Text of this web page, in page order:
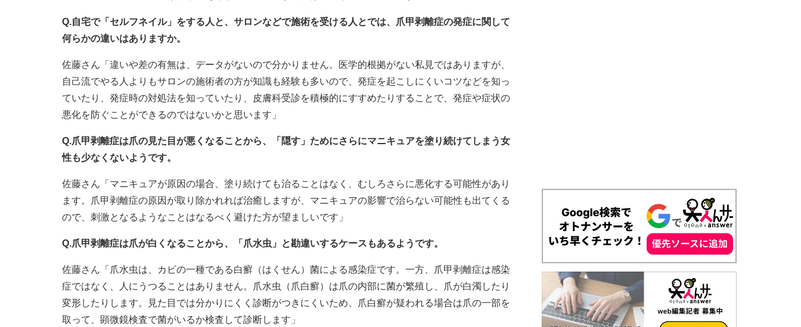
Q.自宅で「セルフネイル」をする人と、サロンなどで施術を受ける人とでは、爪甲剥離症の発症に関して
何らかの違いはありますか。
佐藤さん「違いや差の有無は、データがないので分かりません。医学的根拠がない私見ではありますが、
自己流でやる人よりもサロンの施術者の方が知識も経験も多いので、発症を起こしにくいコツなどを知っ
ていたり、発症時の対処法を知っていたり、皮膚科受診を積極的にすすめたりすることで、発症や症状の
悪化を防ぐことができるのではないかと思います」
Q.爪甲剥離症は爪の見た目が悪くなることから、「隠す」ためにさらにマニキュアを塗り続けてしまう女
性も少なくないようです。
佐藤さん「マニキュアが原因の場合、塗り続けても治ることはなく、むしろさらに悪化する可能性があり
ます。爪甲剥離症の原因が取り除かれれば治癒しますが、マニキュアの影響で治らない可能性も出てくる
ので、刺激となるようなことはなるべく避けた方が望ましいです」
Q.爪甲剥離症は爪が白くなることから、「爪水虫」と勘違いするケースもあるようです。
佐藤さん「爪水虫は、カビの一種である白癬（はくせん）菌による感染症です。一方、爪甲剥離症は感染
症ではなく、人にうつることはありません。爪水虫（爪白癬）は爪の内部に菌が繁殖し、爪が白濁したり
変形したりします。見た目では分かりにくく診断がつきにくいため、爪白癬が疑われる場合は爪の一部を
取って、顕微鏡検査で菌がいるか検査して診断します」